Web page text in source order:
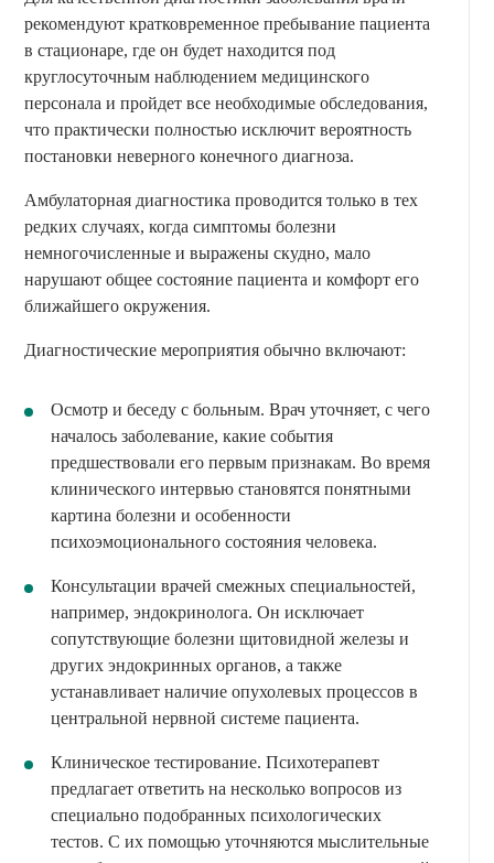
рекомендуют кратковременное пребывание пациента
в стационаре, где он будет находится под
круглосуточным наблюдением медицинского
персонала и пройдет все необходимые обследования,
что практически полностью исключит вероятность
постановки неверного конечного диагноза.
Амбулаторная диагностика проводится только в тех
редких случаях, когда симптомы болезни
немногочисленные и выражены скудно, мало
нарушают общее состояние пациента и комфорт его
ближайшего окружения.
Диагностические мероприятия обычно включают:
Осмотр и беседу с больным. Врач уточняет, с чего
началось заболевание, какие события
предшествовали его первым признакам. Во время
клинического интервью становятся понятными
картина болезни и особенности
психоэмоционального состояния человека.
Консультации врачей смежных специальностей,
например, эндокринолога. Он исключает
сопутствующие болезни щитовидной железы и
других эндокринных органов, а также
устанавливает наличие опухолевых процессов в
центральной нервной системе пациента.
Клиническое тестирование. Психотерапевт
предлагает ответить на несколько вопросов из
специально подобранных психологических
тестов. С их помощью уточняются мыслительные